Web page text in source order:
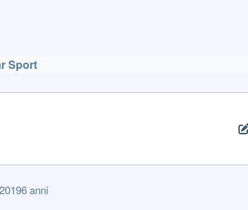
Sport
6 anni